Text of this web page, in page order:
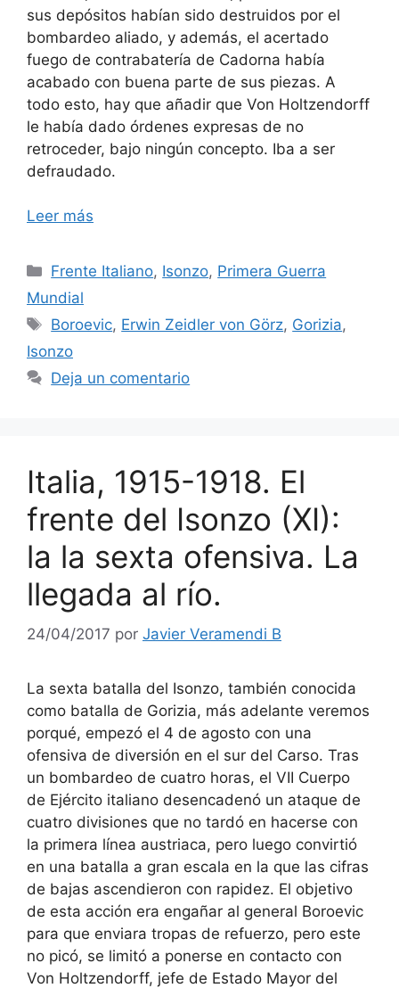
sus depósitos habían sido destruidos por el
bombardeo aliado, y además, el acertado
fuego de contrabatería de Cadorna había
acabado con buena parte de sus piezas. A
todo esto, hay que añadir que Von Holtzendorff
le había dado órdenes expresas de no
retroceder, bajo ningún concepto. Iba a ser
defraudado.
Leer más
Categorías
Frente Italiano, Isonzo, Primera Guerra
Mundial
Etiquetas
Boroevic, Erwin Zeidler von Görz, Gorizia,
Isonzo
Deja un comentario
Italia, 1915-1918. El
frente del Isonzo (XI):
la la sexta ofensiva. La
llegada al río.
24/04/2017 por Javier Veramendi B
La sexta batalla del Isonzo, también conocida
como batalla de Gorizia, más adelante veremos
porqué, empezó el 4 de agosto con una
ofensiva de diversión en el sur del Carso. Tras
un bombardeo de cuatro horas, el VII Cuerpo
de Ejército italiano desencadenó un ataque de
cuatro divisiones que no tardó en hacerse con
la primera línea austriaca, pero luego convirtió
en una batalla a gran escala en la que las cifras
de bajas ascendieron con rapidez. El objetivo
de esta acción era engañar al general Boroevic
para que enviara tropas de refuerzo, pero este
no picó, se limitó a ponerse en contacto con
Von Holtzendorff, jefe de Estado Mayor del